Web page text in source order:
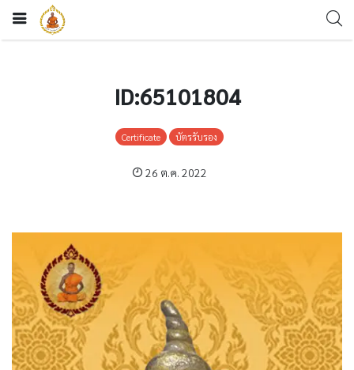
ID:65101804
Certificate บัตรรับรอง
26 ต.ค. 2022